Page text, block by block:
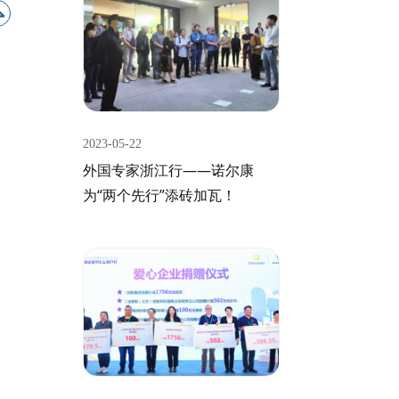
2023-05-22
外国专家浙江行——诺尔康
为“两个先行”添砖加瓦！